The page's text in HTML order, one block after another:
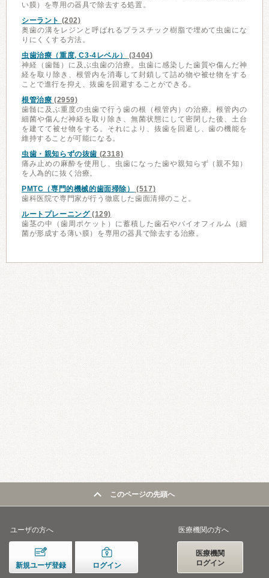
い膜）を専用の器具で除去する処置。
シーラント (202)
奥歯の溝をレジンと呼ばれるプラスチック樹脂で埋めて虫歯にな
りにくくする方法。
虫歯治療（重度, C3-4レベル）
(3404)
神経（歯髄）に及ぶ虫歯の治療。虫歯に感染した歯質や傷んだ神
経を取り除き、根管内を消毒して封鎖して詰め物や被せ物をする
ことで進行を抑え、抜歯を回避することができる。
根管治療 (2959)
歯髄に及ぶ重度の虫歯で行う歯の根（根管内）の治療。根管内の
細菌や傷んだ神経を取り除き、無菌状態にして密閉した後、土台
を建てて被せ物をする。それにより、抜歯を回避し、歯の機能を
維持することが可能になる。
虫歯・親知らずの抜歯 (2318)
痛み止めの麻酔を使用し、虫歯になった歯や親知らず（親不知）
を人為的に抜く治療。
PMTC（専門的機械的歯面掃除）
(517)
歯科医院で専門家が行う徹底した歯面清掃のこと。
ルートプレーニング(129)
歯茎の中（歯周ポケット）に蓄積した歯石やバイオフィルム（細
菌が形成する薄い膜）を専用の器具で除去する治療。
このページの先頭へ
ユーザの方へ
新規ユーザ登録 ログイン
医療機関の方へ
医療機関
ログイン